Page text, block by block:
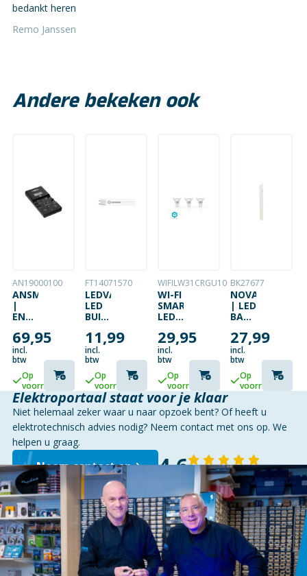
bedankt heren
Remo Janssen
Andere bekeken ook
AN19000100
ANSMANN
|
ENERGY-
|
PROFESSIONELE
BATTERIJTESTER
69,95
incl.
btw
Op
voorraad
FT14071570
LEDVANCE
LED
BUIS
720MM
4000K
(VERVANGER
TL
16W)
11,99
incl.
btw
Op
voorraad
WIFILW31CRGU10
WI-FI
SMART
LED-
|
WARM
WIT
GU10
| 3-
PACK
|
360LM
2700K
29,95
incl.
btw
Op
voorraad
BK27677
NOVA
| LED
BALK
|
57CM
|
3000K
EN
4000K
KEUKEN
27,99
incl.
btw
Op
voorraad
Elektroportaal staat voor je klaar
Niet helemaal zeker waar u naar opzoek bent? Of heeft u
elektrotechnisch advies nodig? Neem contact met ons op. We
helpen u graag.
Neem contact op 4,6 143 reviews